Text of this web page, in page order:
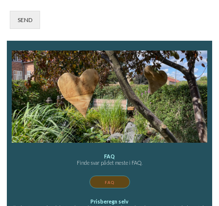
SEND
FAQ
Finde svar på det meste i FAQ.
FAQ
Prisberegn selv